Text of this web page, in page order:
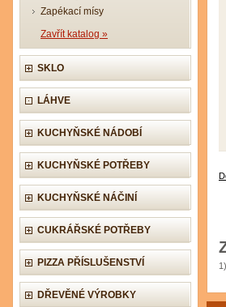
Zapékací mísy
Zavřít katalog »
SKLO
LÁHVE
KUCHYŇSKÉ NÁDOBÍ
KUCHYŇSKÉ POTŘEBY
KUCHYŇSKÉ NÁČINÍ
CUKRÁŘSKÉ POTŘEBY
PIZZA PŘÍSLUŠENSTVÍ
DŘEVĚNÉ VÝROBKY
1)